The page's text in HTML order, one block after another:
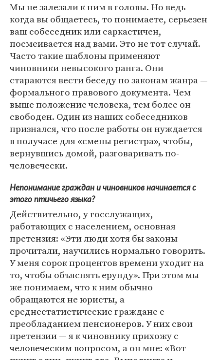
Мы не залезали к ним в головы. Но ведь
когда вы общаетесь, то понимаете, серьезен
ваш собеседник или саркастичен,
посмеивается над вами. Это не тот случай.
Часто такие шаблоны применяют
чиновники невысокого ранга. Они
стараются вести беседу по законам жанра —
формального правового документа. Чем
выше положение человека, тем более он
свободен. Один из наших собеседников
признался, что после работы он нуждается
в получасе для «смены регистра», чтобы,
вернувшись домой, разговаривать по-
человечески.
Непонимание граждан и чиновников начинается с
этого птичьего языка?
Действительно, у госслужащих,
работающих с населением, основная
претензия: «Эти люди хотя бы законы
прочитали, научились нормально говорить.
У меня сорок процентов времени уходит на
то, чтобы объяснять ерунду». При этом мы
же понимаем, что к ним обычно
обращаются не юристы, а
среднестатистические граждане с
преобладанием пенсионеров. У них свои
претензии — я к чиновнику прихожу с
человеческим вопросом, а он мне: «Вот